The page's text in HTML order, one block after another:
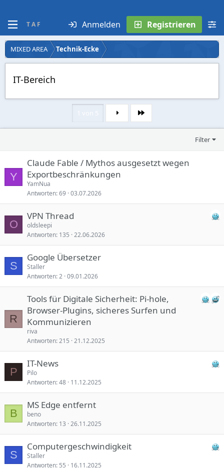
T A F Anmelden Registrieren
MIXED AREA Technik-Ecke
IT-Bereich
Letzte
Filter
Y
Claude Fable / Mythos ausgesetzt wegen
Exportbeschränkungen
YamNua
Antworten 69 03.07.2026
O
VPN Thread
oldsleepi
Antworten 135 22.06.2026
S
Google Übersetzer
Staller
Antworten 2 09.01.2026
R
Tools für Digitale Sicherheit: Pi-hole,
Browser-Plugins, sicheres Surfen und
Kommunizieren
riva
Antworten 215 21.12.2025
P
IT-News
Pilo
Antworten 48 11.12.2025
B
MS Edge entfernt
beno
Antworten 13 26.11.2025
S
Computergeschwindigkeit
Staller
Antworten 55 16.11.2025